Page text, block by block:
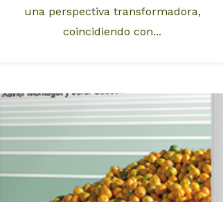
una perspectiva transformadora,
coincidiendo con...